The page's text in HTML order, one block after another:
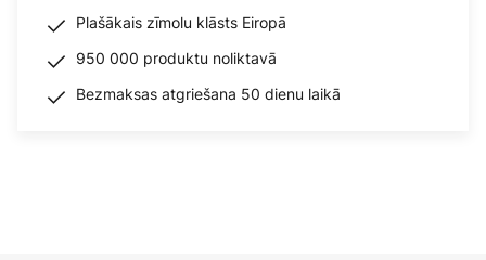
Plašākais zīmolu klāsts Eiropā
950 000 produktu noliktavā
Bezmaksas atgriešana 50 dienu laikā